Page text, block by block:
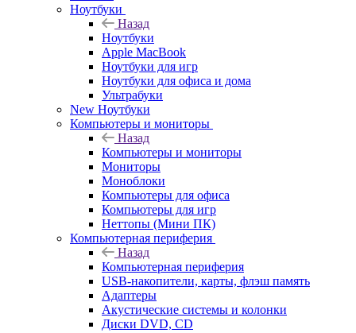
Ноутбуки
Назад
Ноутбуки
Apple MacBook
Ноутбуки для игр
Ноутбуки для офиса и дома
Ультрабуки
New Ноутбуки
Компьютеры и мониторы
Назад
Компьютеры и мониторы
Мониторы
Моноблоки
Компьютеры для офиса
Компьютеры для игр
Неттопы (Мини ПК)
Компьютерная периферия
Назад
Компьютерная периферия
USB-накопители, карты, флэш память
Адаптеры
Акустические системы и колонки
Диски DVD, CD